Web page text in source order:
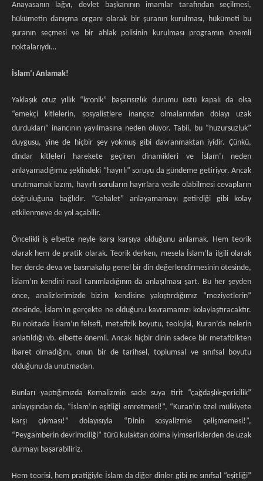
Anayasanın lağvı, devlet başkanının imamlar tarafından seçilmesi,
hükümetin danışma organı olarak bir şuranın kurulması, hükümeti bu
şuranın seçmesi ve bir ahlak polisinin kurulması programın önemli
noktalarıydı…
İslam’ı Anlamak!
Yaklaşık otuz yıllık “kronik” başarısızlık durumu üstü kapalı da olsa
“emekçi kitlelerin, sosyalistlere inançsız olmalarından dolayı uzak
durdukları” inancının yayılmasına neden oluyor. Tabii, bu “huzursuzluk”
duygusu, yine de hiçbir şey yokmuş gibi davranmaktan iyidir. Çünkü,
dindar kitleleri harekete geçiren dinamikleri ve İslam’ı neden
anlayamadığımız şeklindeki “hayırlı” soruyu da gündeme getiriyor. Ancak
unutmamak lazım, hayırlı soruların hayırlara vesile olabilmesi cevapların
doğruluğuna bağlıdır. “Cehalet” anlayamamayı getirdiği gibi kolay
etkilenmeye de yol açabilir.
Öncelikli iş elbette neyle karşı karşıya olduğunu anlamak. Hem teorik
olarak hem de pratik olarak. Teorik derken, mesela İslam’la ilgili olarak
her derde deva ve basmakalıp genel bir din değerlendirmesinin ötesinde,
İslam’ın kendini nasıl tanımladığının da anlaşılması şart. Bu her şeyden
önce, analizlerimizde bizim kendisine yakıştırdığımız “meziyetlerin”
ötesinde, İslam’ın gerçekte ne olduğunu kavramamızı kolaylaştıracaktır.
Bu noktada İslam’ın felsefi, metafizik boyutu, teolojisi, Kuran’da nelerin
anlatıldığı vb. elbette önemli. Ancak hiçbir dinin sadece bir metafizikten
ibaret olmadığını, onun bir de tarihsel, toplumsal ve sınıfsal boyutu
olduğunu da unutmadan.
Bunları yaptığımızda Kemalizmin sade suya tirit “çağdaşlık-gericilik”
anlayışından da, “İslam’ın eşitliği emretmesi!”, “Kuran’ın özel mülkiyete
karşı çıkması!” dolayısıyla “Dinin sosyalizmle çelişmemesi!”,
“Peygamberin devrimciliği” türü kulaktan dolma iyimserliklerden de uzak
durmayı başarabiliriz.
Hem teorisi, hem pratiğiyle İslam da diğer dinler gibi ne sınıfsal “eşitliği”